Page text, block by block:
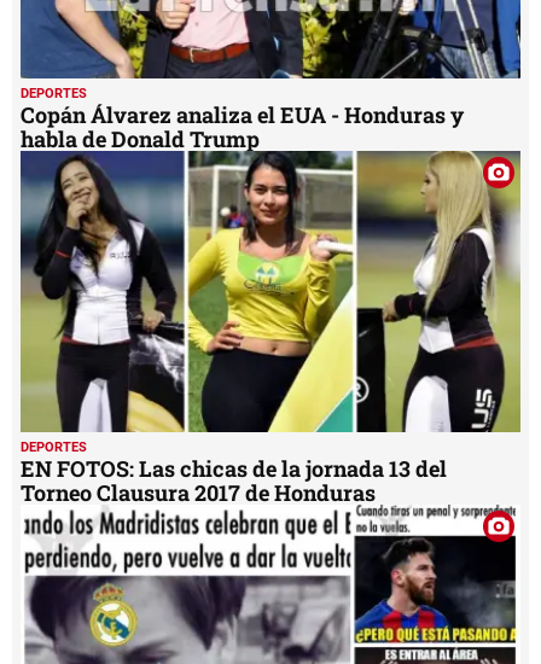
DEPORTES
Copán Álvarez analiza el EUA - Honduras y
habla de Donald Trump
DEPORTES
EN FOTOS: Las chicas de la jornada 13 del
Torneo Clausura 2017 de Honduras